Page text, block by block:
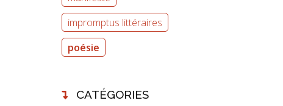
impromptus littéraires
poésie
CATÉGORIES